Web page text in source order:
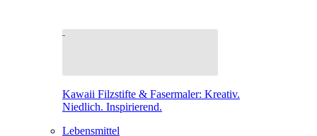
Kawaii Filzstifte & Fasermaler: Kreativ.
Niedlich. Inspirierend.
Lebensmittel